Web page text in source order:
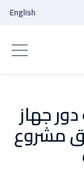
English
جهاز
مشروع